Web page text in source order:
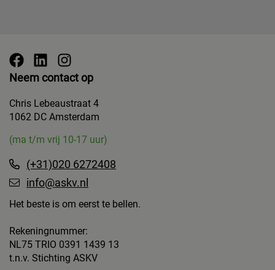
Neem contact op
Chris Lebeaustraat 4
1062 DC Amsterdam
(ma t/m vrij 10-17 uur)
(+31)020 6272408
info@askv.nl
Het beste is om eerst te bellen.
Rekeningnummer:
NL75 TRIO 0391 1439 13
t.n.v. Stichting ASKV